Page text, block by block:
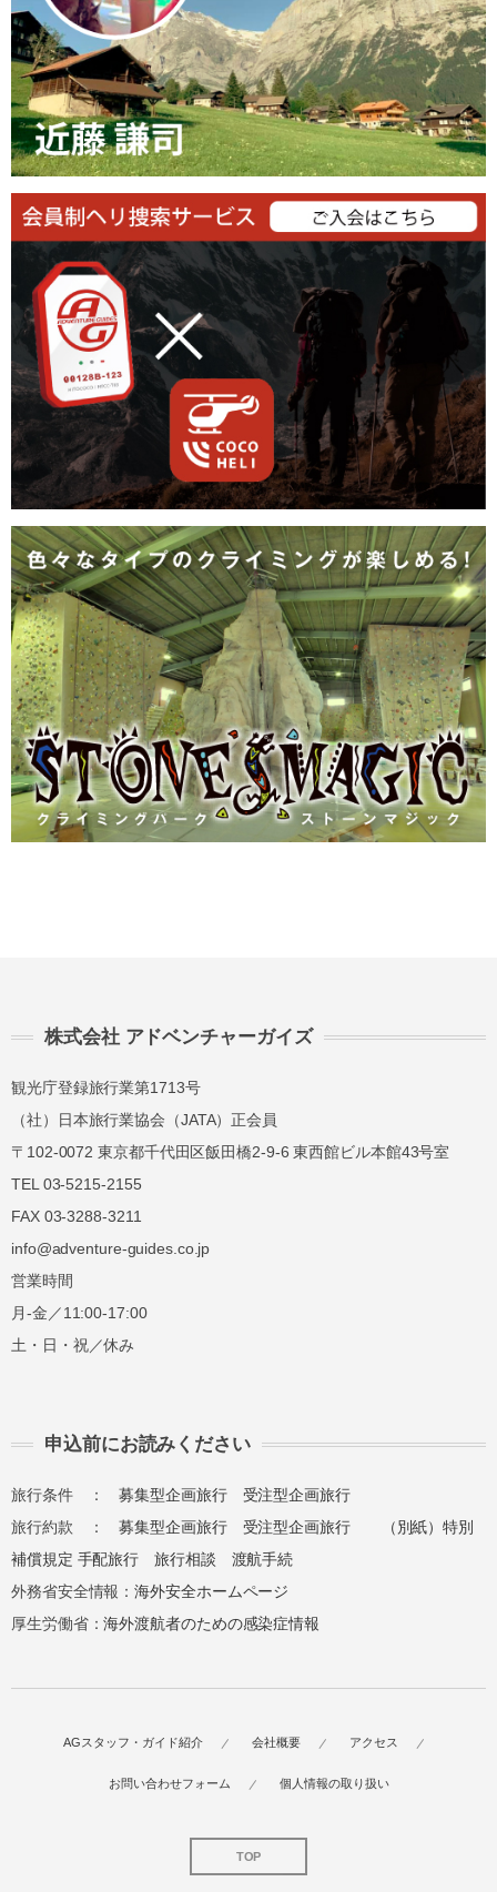
株式会社 アドベンチャーガイズ
観光庁登録旅行業第1713号
（社）日本旅行業協会（JATA）正会員
〒102-0072 東京都千代田区飯田橋2-9-6 東西館ビル本館43号室
TEL 03-5215-2155
FAX 03-3288-3211
info@adventure-guides.co.jp
営業時間
月-金／11:00-17:00
土・日・祝／休み
申込前にお読みください
旅行条件 ：募集型企画旅行
受注型企画旅行
旅行約款 ：募集型企画旅行 受注型企画旅行
（別紙）特別
補償規定 手配旅行 旅行相談
渡航手続
外務省安全情報：海外安全ホームページ
厚生労働省：海外渡航者のための感染症情報
AGスタッフ・ガイド紹介 会社概要 アクセス
お問い合わせフォーム 個人情報の取り扱い
TOP